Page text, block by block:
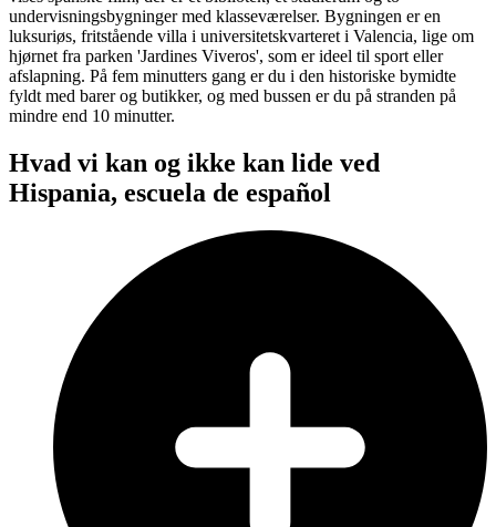
undervisningsbygninger med klasseværelser. Bygningen er en
luksuriøs, fritstående villa i universitetskvarteret i Valencia, lige om
hjørnet fra parken 'Jardines Viveros', som er ideel til sport eller
afslapning. På fem minutters gang er du i den historiske bymidte
fyldt med barer og butikker, og med bussen er du på stranden på
mindre end 10 minutter.
Hvad vi kan og ikke kan lide ved
Hispania, escuela de español